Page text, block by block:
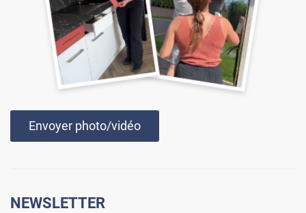
Envoyer photo/vidéo
NEWSLETTER